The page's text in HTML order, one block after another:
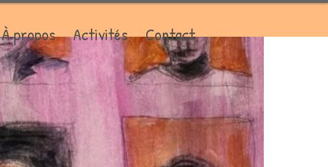
À propos Activités Contact